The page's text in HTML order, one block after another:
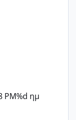
PM%d ημ